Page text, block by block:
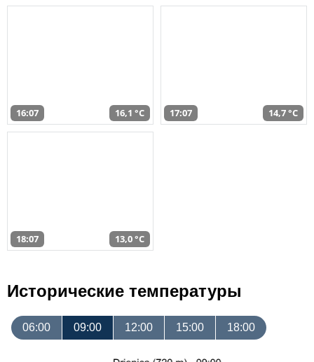
16:07 16,1 °C 17:07 14,7 °C
18:07 13,0 °C
Исторические температуры
06:00 09:00 12:00 15:00 18:00